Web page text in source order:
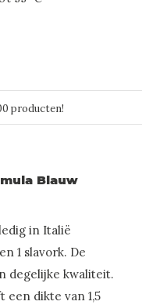
producten!
Blauw
in Italië
1 slavork. De
degelijke kwaliteit.
dikte van 1,5